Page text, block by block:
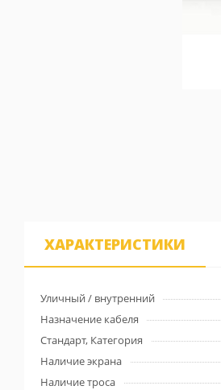
ХАРАКТЕРИСТИКИ
Уличный / внутренний
Назначение кабеля
Стандарт, Категория
Наличие экрана
Наличие троса